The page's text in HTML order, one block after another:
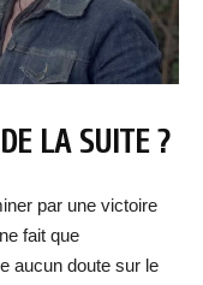
LA SUITE ?
par une victoire
fait que
aucun doute sur le